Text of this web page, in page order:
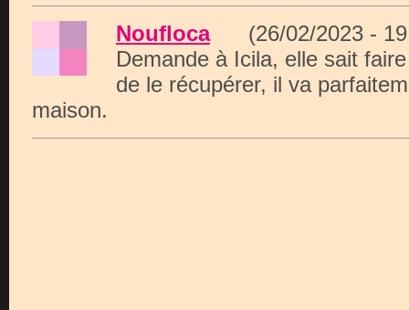
Noufloca(26/02/2023 -
Demande à Icila, elle sait
de le récupérer, il va
maison.